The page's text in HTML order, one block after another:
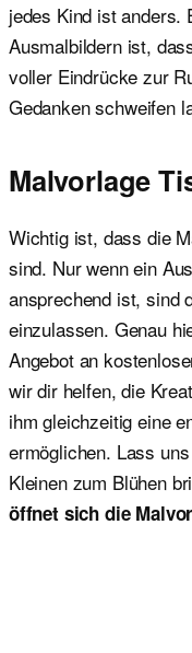
jedes Kind ist anders.
Ausmalbildern ist,
voller Eindrücke zur
Gedanken schweifen
Malvorlage
Wichtig ist, dass die
sind. Nur wenn ein
ansprechend ist, sind
einzulassen. Genau
Angebot an
wir dir helfen, die
ihm gleichzeitig eine
ermöglichen. Lass
Kleinen zum Blühen
öffnet sich die